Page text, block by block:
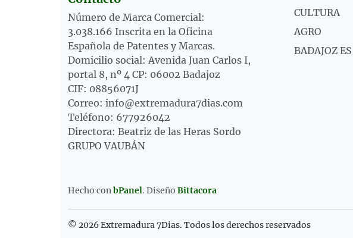
Número de Marca Comercial:
3.038.166 Inscrita en la Oficina
Española de Patentes y Marcas.
Domicilio social: Avenida Juan Carlos I,
portal 8, nº 4 CP: 06002 Badajoz
CIF: 08856071J
Correo: info@extremadura7dias.com
Teléfono: 677926042
Directora: Beatriz de las Heras Sordo
GRUPO VAUBÁN
CULTURA
AGRO
BADAJOZ
Hecho con bPanel. Diseño Bittacora
© 2026 Extremadura 7Dias. Todos los derechos reservados